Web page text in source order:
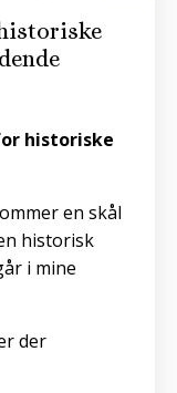
historiske
en skål
historisk
i mine
der